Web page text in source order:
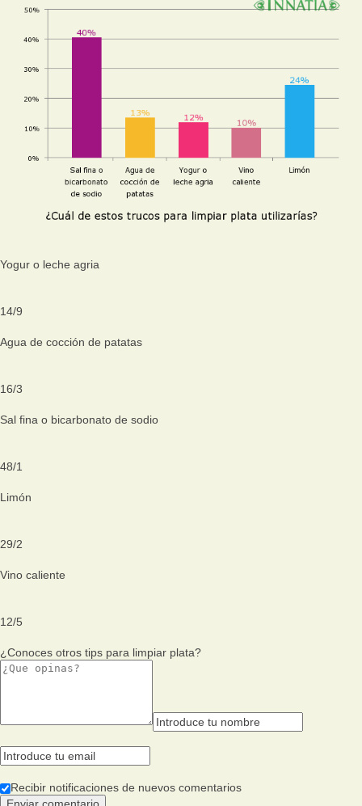
Yogur o leche agria
14/9
Agua de cocción de patatas
16/3
Sal fina o bicarbonato de sodio
48/1
Limón
29/2
Vino caliente
12/5
¿Conoces otros tips para limpiar plata?
Recibir notificaciones de nuevos comentarios